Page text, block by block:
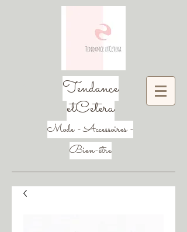
Tendance
etCetera
Mode - Accessoires -
Bien-être